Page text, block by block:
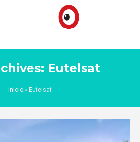
Eutelsat
Inicio » Eutelsat